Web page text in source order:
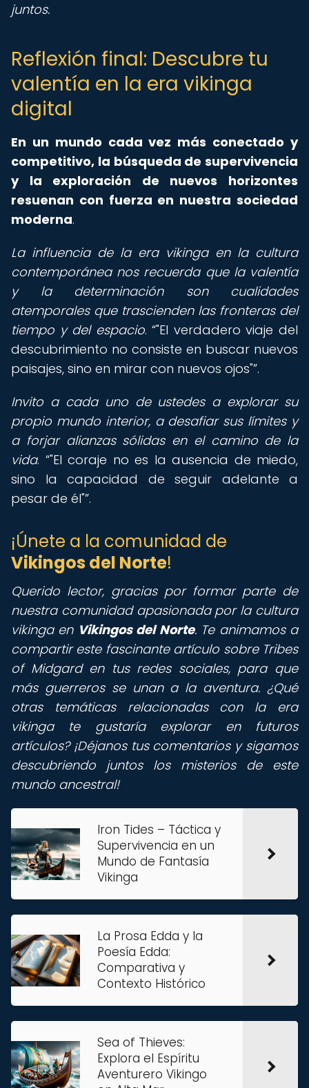
juntos.
Reflexión final: Descubre tu
valentía en la era vikinga
digital
En un mundo cada vez más conectado y
competitivo, la búsqueda de supervivencia
y la exploración de nuevos horizontes
resuenan con fuerza en nuestra sociedad
moderna.
La influencia de la era vikinga en la cultura
contemporánea nos recuerda que la valentía
y la determinación son cualidades
atemporales que trascienden las fronteras del
tiempo y del espacio. "El verdadero viaje del
descubrimiento no consiste en buscar nuevos
paisajes, sino en mirar con nuevos ojos" .
Invito a cada uno de ustedes a explorar su
propio mundo interior, a desafiar sus límites y
a forjar alianzas sólidas en el camino de la
vida.
"El coraje no es la ausencia de miedo,
sino la capacidad de seguir adelante a
pesar de él" .
¡Únete a la comunidad de
Vikingos del Norte!
Querido lector, gracias por formar parte de
nuestra comunidad apasionada por la cultura
vikinga en Vikingos del Norte. Te animamos a
compartir este fascinante artículo sobre Tribes
of Midgard en tus redes sociales, para que
más guerreros se unan a la aventura. ¿Qué
otras temáticas relacionadas con la era
vikinga te gustaría explorar en futuros
artículos? ¡Déjanos tus comentarios y sigamos
descubriendo juntos los misterios de este
mundo ancestral!
Iron Tides – Táctica y
Supervivencia en un
Mundo de Fantasía
Vikinga
La Prosa Edda y la
Poesía Edda:
Comparativa y
Contexto Histórico
Sea of Thieves:
Explora el Espíritu
Aventurero Vikingo